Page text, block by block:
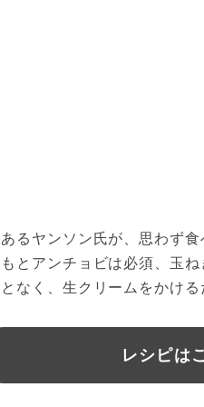
るヤンソン氏が、思わず
とアンチョビは必須、玉
なく、生クリームをかけ
レシピは